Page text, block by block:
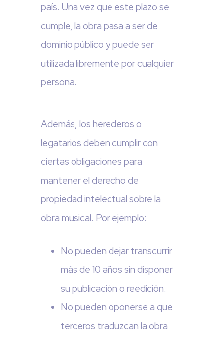
país. Una vez que este plazo se
cumple, la obra pasa a ser de
dominio público y puede ser
utilizada libremente por cualquier
persona.
Además, los herederos o
legatarios deben cumplir con
ciertas obligaciones para
mantener el derecho de
propiedad intelectual sobre la
obra musical. Por ejemplo:
No pueden dejar transcurrir
más de 10 años sin disponer
su publicación o reedición.
No pueden oponerse a que
terceros traduzcan la obra